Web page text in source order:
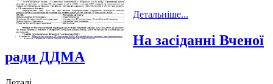
Детальніше...
На засіданні Вченої
ради ДДМА